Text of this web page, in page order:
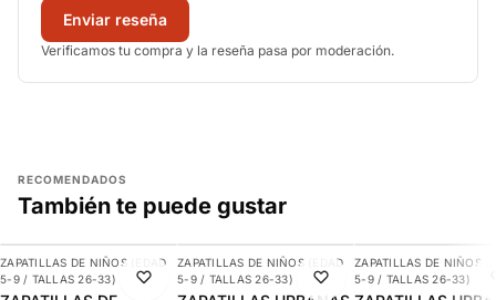
Enviar reseña
Verificamos tu compra y la reseña pasa por moderación.
RECOMENDADOS
También te puede gustar
-10%
AGREGAR
ZAPATILLAS DE NIÑOS (EDAD
5-9 / TALLAS 26-33)
-29%
AGREGAR
ZAPATILLAS DE NIÑOS (EDAD
5-9 / TALLAS 26-33)
-5%
ZAPATILLAS DE NIÑOS
5-9 / TALLAS 26-33)